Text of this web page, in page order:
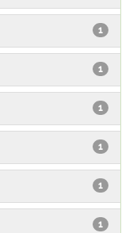
1
1
1
1
1
1